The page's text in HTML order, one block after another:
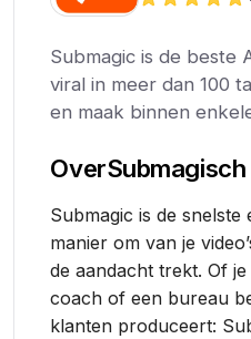
Submagic is de beste
viral in meer dan 100
en maak binnen
OverSubmagisch
Submagic is de snelste
manier om van je
de aandacht trekt. Of
coach of een bureau
klanten produceert: